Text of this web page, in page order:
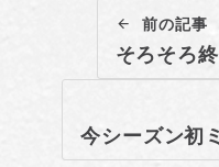
前の記事
そろそろ
今シーズン初